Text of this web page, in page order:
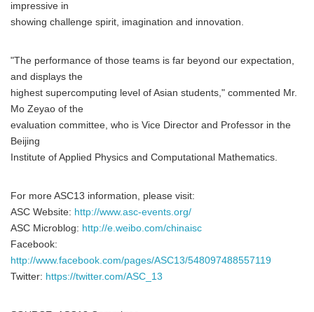
impressive in
showing challenge spirit, imagination and innovation.
"The performance of those teams is far beyond our expectation,
and displays the
highest supercomputing level of Asian students," commented Mr.
Mo Zeyao of the
evaluation committee, who is Vice Director and Professor in the
Beijing
Institute of Applied Physics and Computational Mathematics.
For more ASC13 information, please visit:
ASC Website: http://www.asc-events.org/
ASC Microblog: http://e.weibo.com/chinaisc
Facebook:
http://www.facebook.com/pages/ASC13/548097488557119
Twitter: https://twitter.com/ASC_13